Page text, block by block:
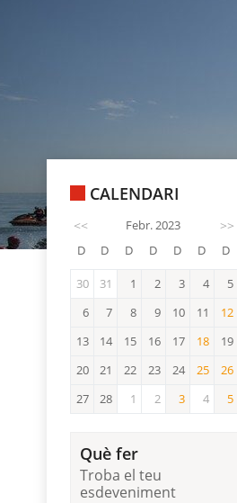
CALENDARI
<< Febr. 2023 >>
D D D D D D D
30 31 1 2 3 4
5
6
7 8 9 10 11 12
12
13 14 15 16 17 18
18
19
20
21 22 23 24 25 26
27 28 1 2 3 4 5
Què fer
Troba el teu
esdeveniment